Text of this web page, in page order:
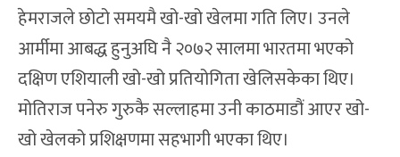
हेमराजले छोटो समयमै खो-खो खेलमा गति लिए। उनले
आर्मीमा आबद्ध हुनुअघि नै २०७२ सालमा भारतमा भएको
दक्षिण एशियाली खो-खो प्रतियोगिता खेलिसकेका थिए।
मोतिराज पनेरु गुरुकै सल्लाहमा उनी काठमाडौं आएर खो-
खो खेलको प्रशिक्षणमा सहभागी भएका थिए।